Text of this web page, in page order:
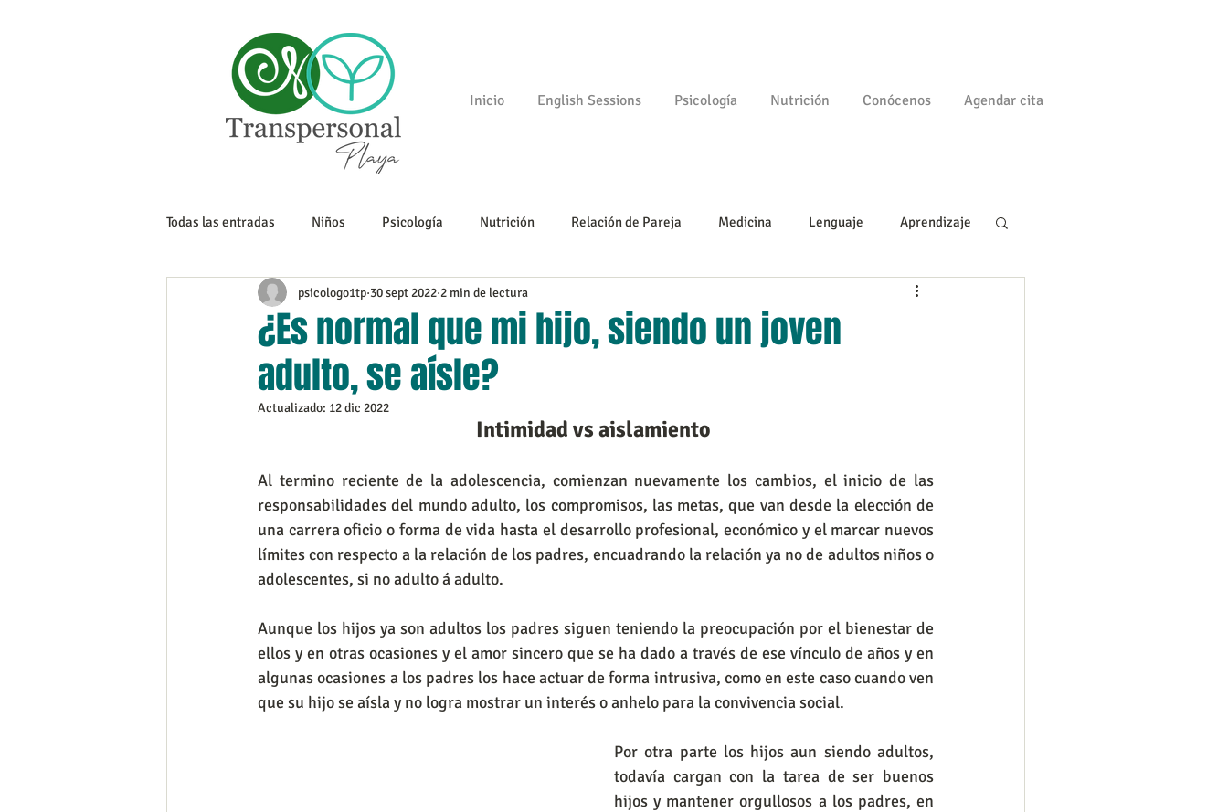
Inicio English Sessions Psicología Nutrición Conócenos Agendar cita
Todas las entradas Niños Psicología Nutrición Relación de Pareja Medicina Lenguaje Aprendizaje
Sexualidad Tanatología Psicomotricidad
Adolescencia Trabajo
¿Es normal que mi hijo, siendo un joven
adulto, se aísle?
psicologo1tp 30 sept 2022 2 min de lectura
Actualizado: 12 dic 2022
Intimidad vs aislamiento
Al termino reciente de la adolescencia, comienzan nuevamente los cambios, el inicio de las
responsabilidades del mundo adulto, los compromisos, las metas, que van desde la elección de
una carrera oficio o forma de vida hasta el desarrollo profesional, económico y el marcar nuevos
límites con respecto a la relación de los padres, encuadrando la relación ya no de adultos niños o
adolescentes, si no adulto á adulto.
Aunque los hijos ya son adultos los padres siguen teniendo la preocupación por el bienestar de
ellos y en otras ocasiones y el amor sincero que se ha dado a través de ese vínculo de años y en
algunas ocasiones a los padres los hace actuar de forma intrusiva, como en este caso cuando ven
que su hijo se aísla y no logra mostrar un interés o anhelo para la convivencia social.
Por otra parte los hijos aun siendo adultos,
todavía cargan con la tarea de ser buenos
hijos y mantener orgullosos a los padres, en